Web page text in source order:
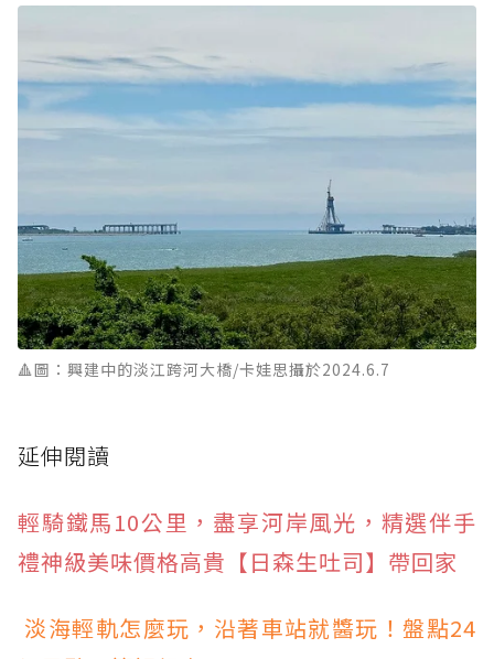
🔺圖：興建中的淡江跨河大橋/卡娃思攝於2024.6.7
延伸閱讀
輕騎鐵馬10公里，盡享河岸風光，精選伴手
禮神級美味價格高貴【日森生吐司】帶回家
淡海輕軌怎麼玩，沿著車站就醬玩！盤點24